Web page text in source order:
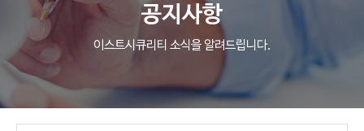
공지사항
이스트시큐리티 소식을 알려드립니다.